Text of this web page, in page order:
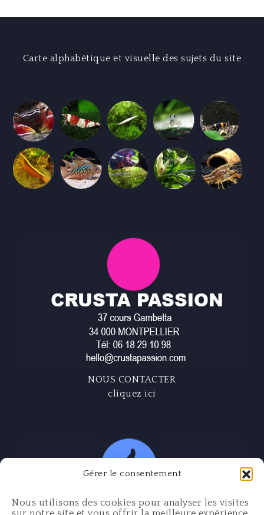
Gérer le consentement
Nous utilisons des cookies pour analyser les visites
Carte alphabétique et visuelle des sujets du site
NOUS CONTACTER
cliquez ici